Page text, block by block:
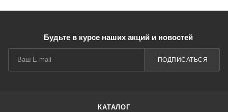
Будьте в курсе наших акций и новостей
ПОДПИСАТЬСЯ
КАТАЛОГ